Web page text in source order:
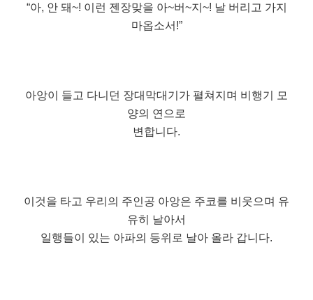
“아, 안 돼~! 이런 젠장맞을 아~버~지~! 날 버리고 가지
마옵소서!”
아앙이 들고 다니던 장대막대기가 펼쳐지며 비행기 모
양의 연으로
변합니다.
이것을 타고 우리의 주인공 아앙은 주코를 비웃으며 유
유히 날아서
일행들이 있는 아파의 등위로 날아 올라 갑니다.